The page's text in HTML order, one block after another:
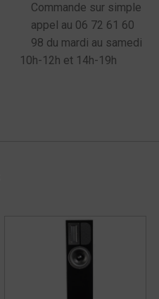
Commande sur simple
appel au 06 72 61 60
98 du mardi au samedi
10h-12h et 14h-19h